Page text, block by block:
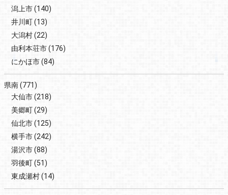
潟上市(140)
井川町(13)
大潟村(22)
由利本荘市(176)
にかほ市(84)
県南(771)
大仙市(218)
美郷町(29)
仙北市(125)
横手市(242)
湯沢市(88)
羽後町(51)
東成瀬村(14)